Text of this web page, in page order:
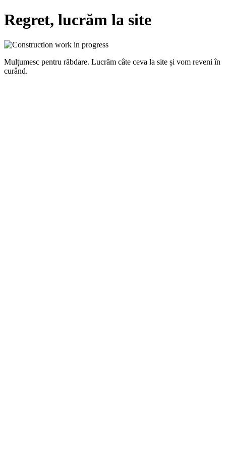
Regret, lucrăm la site
Mulțumesc pentru răbdare. Lucrăm câte ceva la site și vom reveni în
curând.